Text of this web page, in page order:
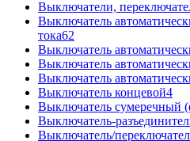
Выключатели,
Выключатель
тока62
Выключатель
Выключатель
Выключатель
Выключатель концевой4
Выключатель сумеречный
Выключатель-
Выключатель/